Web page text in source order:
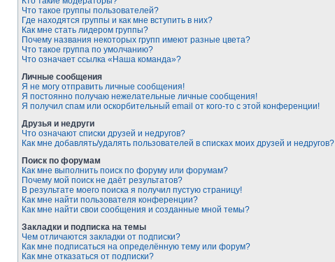
Что такое группы пользователей?
Где находятся группы и как мне вступить в них?
Как мне стать лидером группы?
Почему названия некоторых групп имеют разные цвета?
Что такое группа по умолчанию?
Что означает ссылка «Наша команда»?
Личные сообщения
Я не могу отправить личные сообщения!
Я постоянно получаю нежелательные личные сообщения!
Я получил спам или оскорбительный email от кого-то с этой конференции!
Друзья и недруги
Что означают списки друзей и недругов?
Как мне добавлять/удалять пользователей в списках моих друзей и недругов?
Поиск по форумам
Как мне выполнить поиск по форуму или форумам?
Почему мой поиск не даёт результатов?
В результате моего поиска я получил пустую страницу!
Как мне найти пользователя конференции?
Как мне найти свои сообщения и созданные мной темы?
Закладки и подписка на темы
Чем отличаются закладки от подписки?
Как мне подписаться на определённую тему или форум?
Как мне отказаться от подписки?